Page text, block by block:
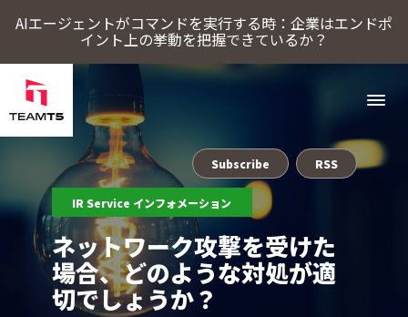
AIエージェントがコマンドを実行する時：企業はエンドポ
イント上の挙動を把握できているか？
ソリューション
TeamT5について
IR Service インフォメーション
Subscribe RSS
ネットワーク攻撃を受けた
場合、どのような対処が適
切でしょうか？